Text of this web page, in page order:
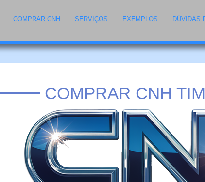
COMPRAR CNH SERVIÇOS EXEMPLOS DÚVIDAS
COMPRAR CNH